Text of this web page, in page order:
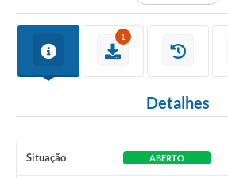
Contratos
Ouvidoria
Contato
1
Detalhes
Situação ABERTO